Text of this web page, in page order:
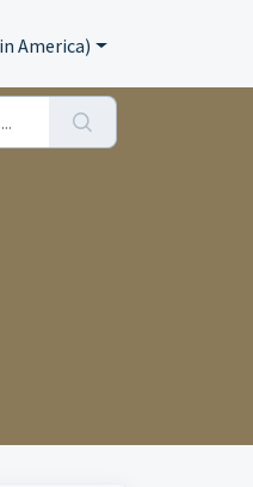
America)